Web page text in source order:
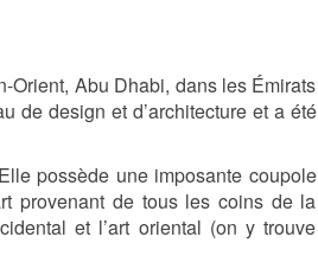
Orient, Abu Dhabi, dans les Émirats
de design et d’architecture et a été
possède une imposante coupole
provenant de tous les coins de la
et l’art oriental (on y trouve